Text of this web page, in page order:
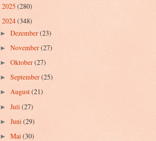
2025 (280)
2024(348)
► Dezember(23)
► November(27)
► Oktober(27)
► September(25)
► August(21)
► Juli (27)
► Juni (29)
► Mai (30)